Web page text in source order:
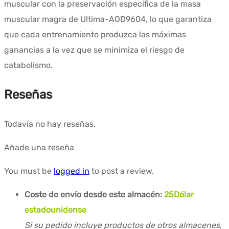
muscular con la preservación específica de la masa
muscular magra de Ultima-AOD9604, lo que garantiza
que cada entrenamiento produzca las máximas
ganancias a la vez que se minimiza el riesgo de
catabolismo.
Reseñas
Todavía no hay reseñas.
Añade una reseña
You must be logged in to post a review.
Coste de envío desde este almacén: 25Dólar
estadounidense
Si su pedido incluye productos de otros almacenes,